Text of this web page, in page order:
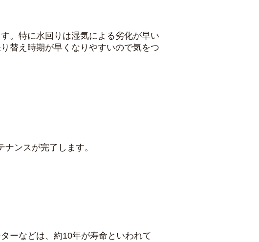
。特に水回りは湿気による劣化が早い
替え時期が早くなりやすいので気をつ
ンスが完了します。
ーなどは、約10年が寿命といわれて